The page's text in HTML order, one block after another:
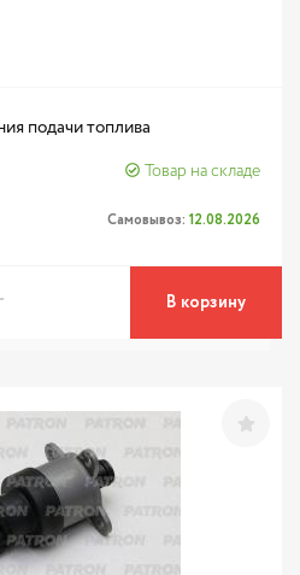
подачи топлива
Товар на складе
Самовывоз: 12.08.2026
В корзину